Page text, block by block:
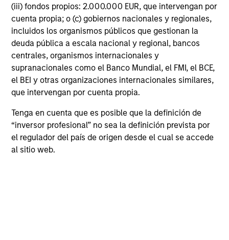
(iii) fondos propios: 2.000.000 EUR, que intervengan por
cuenta propia; o (c) gobiernos nacionales y regionales,
incluidos los organismos públicos que gestionan la
deuda pública a escala nacional y regional, bancos
centrales, organismos internacionales y
supranacionales como el Banco Mundial, el FMI, el BCE,
el BEI y otras organizaciones internacionales similares,
que intervengan por cuenta propia.
Tenga en cuenta que es posible que la definición de
“inversor profesional” no sea la definición prevista por
el regulador del país de origen desde el cual se accede
al sitio web.
Historical Information
Tax Character of
Distributions